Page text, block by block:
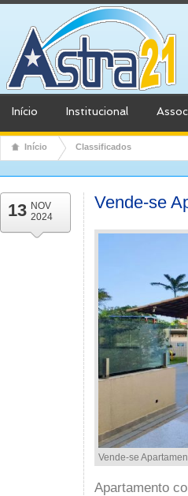
Início Institucional
Início Classificados
13 NOV
2024
Vende-se
Vende-se
Apartamento